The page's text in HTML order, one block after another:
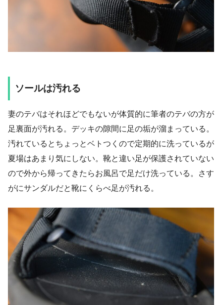
ソールは汚れる
妻のテバはそれほどでもないが体質的に筆者のテバの方が
足裏面が汚れる。デッキの隙間に足の垢が溜まっている。
汚れているとちょっとベトつくので定期的に洗っているが
夏場はあまり気にしない。靴と違い足が保護されていない
ので外から帰ってきたらお風呂で足だけ洗っている。さす
がにサンダルだと靴にくらべ足が汚れる。